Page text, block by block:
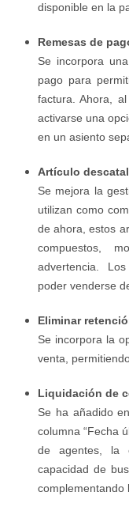
disponible en la
Remesas de
Se incorpora
pago para
factura. Ahora,
activarse una
en un asiento
Artículo
Se mejora la
utilizan como
de ahora, estos
compuestos,
advertencia.
poder venderse
Eliminar
Se incorpora la
venta,
Liquidación de
Se ha añadido
columna “Fecha
de agentes, la
capacidad de
complementando